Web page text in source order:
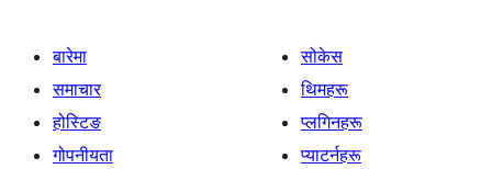
बारेमा
समाचार
होस्टिङ
गोपनीयता
सोकेस
थिमहरू
प्लगिनहरू
प्याटर्नहरू